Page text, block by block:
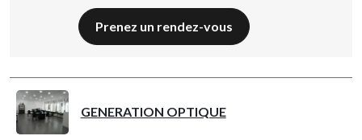
Prenez un rendez-vous
GENERATION OPTIQUE